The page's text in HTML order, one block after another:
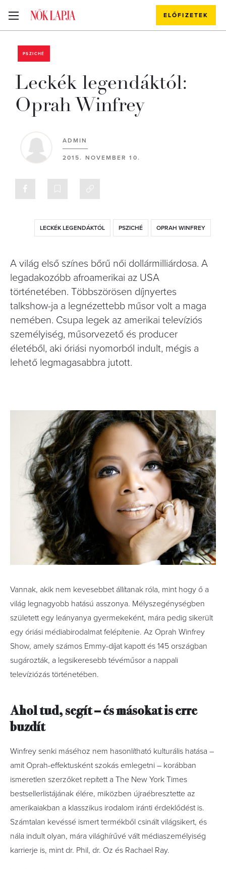
ELŐFIZETEK
PSZICHÉ
Leckék legendáktól:
Oprah Winfrey
ADMIN
2015. NOVEMBER 10.
LECKÉK LEGENDÁKTÓL PSZICHÉ OPRAH WINFREY
A világ első színes bőrű női dollármilliárdosa. A
legadakozóbb afroamerikai az USA
történetében. Többszörösen díjnyertes
talkshow-ja a legnézettebb műsor volt a maga
nemében. Csupa legek az amerikai televíziós
személyiség, műsorvezető és producer
életéből, aki óriási nyomorból indult, mégis a
lehető legmagasabbra jutott.
Vannak, akik nem kevesebbet állítanak róla, mint hogy ő a
világ legnagyobb hatású asszonya. Mélyszegénységben
született egy leányanya gyermekeként, mára pedig sikerült
egy óriási médiabirodalmat felépítenie. Az Oprah Winfrey
Show, amely számos Emmy-díjat kapott és 145 országban
sugározták, a legsikeresebb tévéműsor a nappali
televíziózás történetében.
Ahol tud, segít – és másokat is erre
buzdít
Winfrey senki máséhoz nem hasonlítható kulturális hatása –
amit Oprah-effektusként szokás emlegetni – korábban
ismeretlen szerzőket repített a The New York Times
bestsellerlistájának élére, miközben újraébresztette az
amerikaiakban a klasszikus irodalom iránti érdeklődést is.
Számtalan kevéssé ismert termékből csinált világsikert, és
nála indult olyan, mára világhírűvé vált médiaszemélyiség
karrierje is, mint dr. Phil, dr. Oz és Rachael Ray.